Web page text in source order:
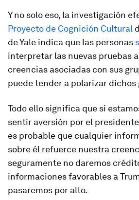
Y no solo eso, la investigación
Proyecto de Cognición Cultural
de Yale indica que las personas
interpretar las nuevas pruebas
creencias asociadas con sus
puede tender a polarizar dichos
Todo ello significa que si
sentir aversión por el
es probable que cualquier
sobre él refuerce nuestra
seguramente no daremos
informaciones favorables a
pasaremos por alto.